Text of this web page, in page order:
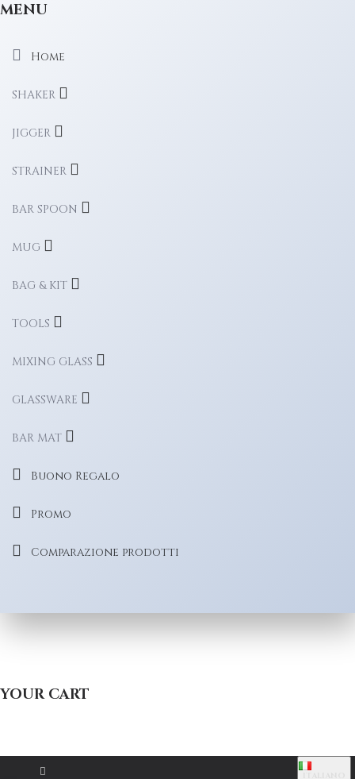
MENU
Home
SHAKER
JIGGER
STRAINER
BAR SPOON
MUG
BAG & KIT
TOOLS
MIXING GLASS
GLASSWARE
BAR MAT
Buono Regalo
Promo
Comparazione prodotti
YOUR CART